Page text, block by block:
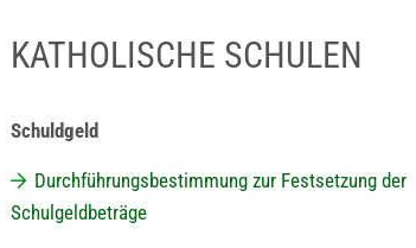
KATHOLISCHE SCHULEN
Schuldgeld
Durchführungsbestimmung zur Festsetzung der
Schulgeldbeträge